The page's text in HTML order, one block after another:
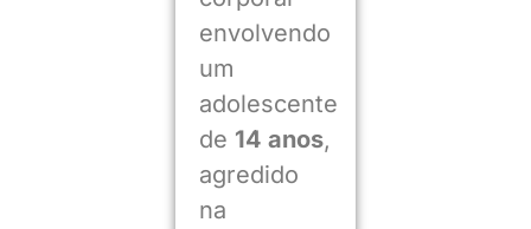
envolvendo
um
adolescente
de 14 anos,
agredido
na